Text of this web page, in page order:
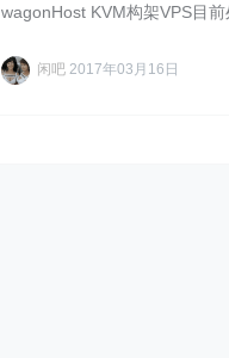
wagonHost KVM构架VPS目
闲吧 2017年03月16日